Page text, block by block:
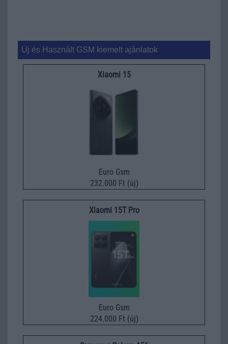
Új és Használt GSM kiemelt ajánlatok
Xiaomi 15
Euro Gsm
232.000 Ft (új)
Xiaomi 15T Pro
Euro Gsm
224.000 Ft (új)